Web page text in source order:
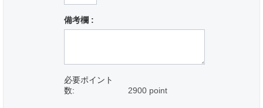
備考欄 :
必要ポイント
数:
2900 point